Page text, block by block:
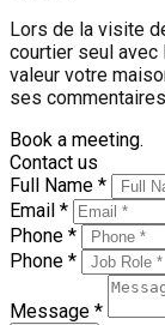
Lors de la visite
courtier seul
valeur votre
ses
Book a meeting.
Contact us
Full Name *
Email *
Phone *
Phone *
Message *